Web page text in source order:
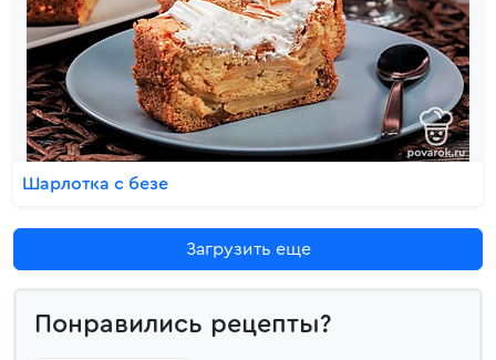
Шарлотка с безе
Загрузить еще
Понравились рецепты?